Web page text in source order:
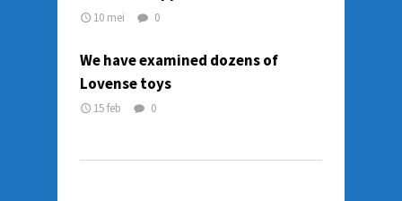
10 mei 0
We have examined dozens of
Lovense toys
15 feb 0